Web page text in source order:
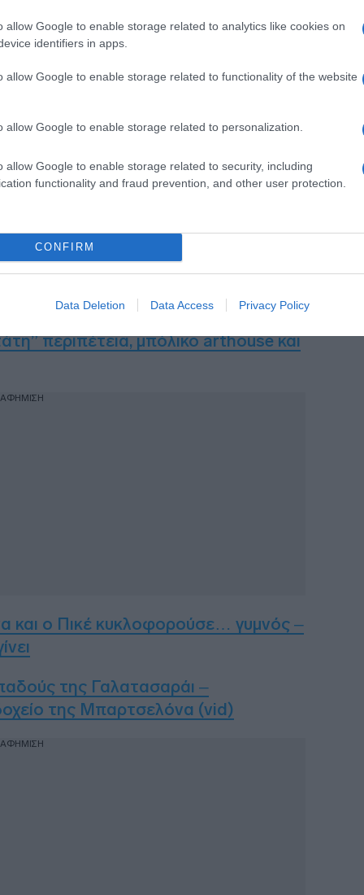
allow Google to enable storage related to analytics like cookies on
identifiers in apps.
allow Google to enable storage related to functionality of the website
allow Google to enable storage related to personalization.
allow Google to enable storage related to security, including
functionality and fraud prevention, and other user protection.
CONFIRM
Data Deletion Data Access Privacy Policy
ο Σβαρτζενέγκερ λέει: ‘’
αυτόν τον πόλεμο. Μπορείτε να
περιπέτεια, μπόλικο arthouse και
και ο Πικέ κυκλοφορούσε… γυμνός –
της Γαλατασαράι –
της Μπαρτσελόνα (vid)